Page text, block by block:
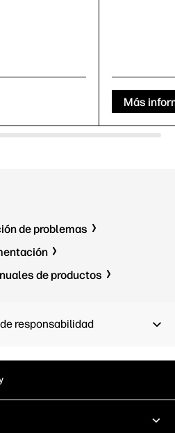
Más
de problemas
de productos
responsabilidad